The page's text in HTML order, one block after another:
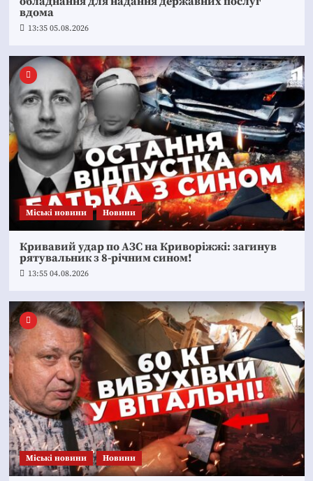
вдома
13:35 05.08.2026
Mіські новини Новини
Кривавий удар по АЗС на Криворіжжі: загинув
рятувальник з 8-річним сином!
13:55 04.08.2026
Mіські новини Новини